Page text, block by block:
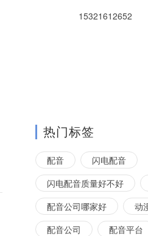
15321612652
热门标签
配音
闪电配音
闪电配音质量好不好
配音公司哪家好
动
配音公司
配音平台